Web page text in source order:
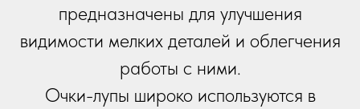
предназначены для улучшения
видимости мелких деталей и облегчения
работы с ними.
Очки-лупы широко используются в